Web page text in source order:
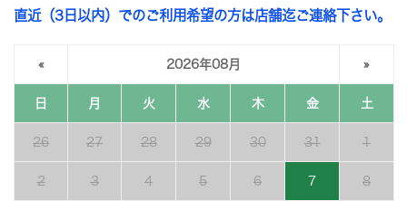
直近（3日以内）でのご利用希望の方は店舗迄ご連絡下さい。
« 2026年08月 »
日 月 火 水 木 金 土
26 27 28 29 30 31 1
2 3 4 5 6 7 8